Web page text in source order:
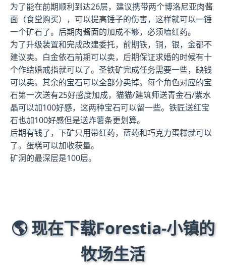
为了能在前期顺利到达26层，建议携带两个博洛尼亚肉酱
面（食堂购买），可以提高锤子的伤害，这样就可以一锤
一个矿石了。后期肉酱面的加成不够，必须嗑红药。
为了升级装置和完成改建委托，前期铁，铜，银，金都不
建议卖。白金依石前期可以卖，后期保证求婚的时候有十
个作结婚戒指就可以了。圣铁矿完成任务需要一些，缺钱
可以卖。其余的宝石可以全部分卖掉。每个角色对应的宝
石第一次送有25好感度加成，猫猫/建筑师送青金石/紫水
晶可以加100好感，这两种宝石可以留一些。铁匠送红宝
石也加100好感但是送炸薯条更划算。
后期有钱了，下矿只用带红药，蓝药和巧克力蛋糕就可以
了。蛋糕可以加收获量。
矿洞的最深层是100层。
🌎 现在下载Forestia-小镇的
牧场生活